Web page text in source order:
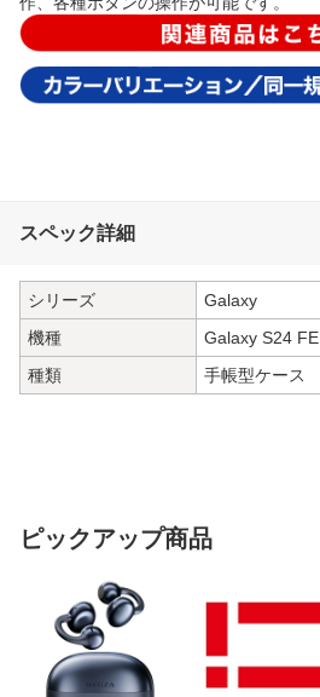
スペック詳細
シリーズ
Galaxy
機種
Galaxy S24 FE
種類
手帳型ケース
ピックアップ商品